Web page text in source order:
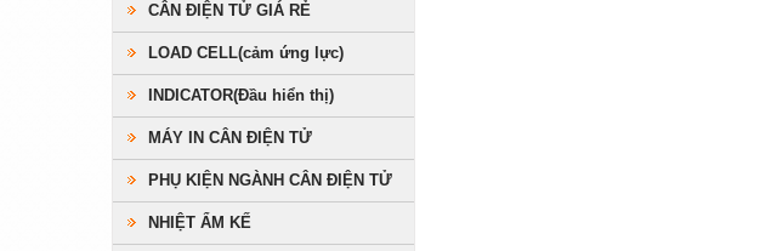
CÂN ĐIỆN TỬ GIÁ RẺ
LOAD CELL(cảm ứng lực)
INDICATOR(Đầu hiển thị)
MÁY IN CÂN ĐIỆN TỬ
PHỤ KIỆN NGÀNH CÂN ĐIỆN TỬ
NHIỆT ẨM KẾ